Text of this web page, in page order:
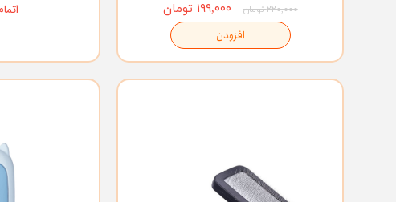
۲۲۰,۰۰۰ تومان
۱۹۹,۰۰۰ تومان
افزودن